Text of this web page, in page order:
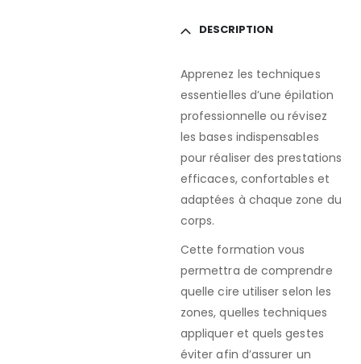
DESCRIPTION
Apprenez les techniques
essentielles d’une épilation
professionnelle ou révisez
les bases indispensables
pour réaliser des prestations
efficaces, confortables et
adaptées à chaque zone du
corps.
Cette formation vous
permettra de comprendre
quelle cire utiliser selon les
zones, quelles techniques
appliquer et quels gestes
éviter afin d’assurer un